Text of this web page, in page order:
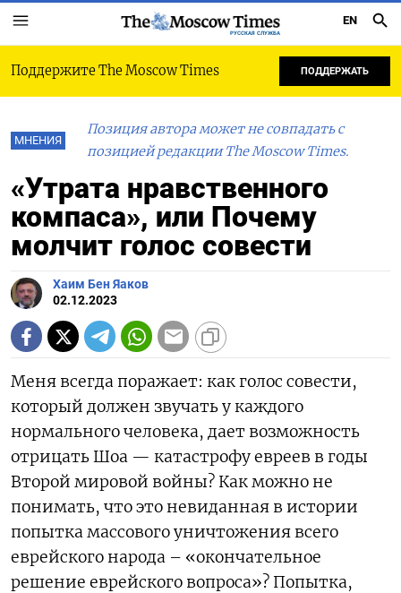
РУССКАЯ СЛУЖБА
EN
Поддержите The Moscow Times ПОДДЕРЖАТЬ
МНЕНИЯ
Позиция автора может не совпадать с
позицией редакции The Moscow Times.
«Утрата нравственного
компаса», или Почему
молчит голос совести
Хаим Бен Яаков
02.12.2023
Меня всегда поражает: как голос совести,
который должен звучать у каждого
нормального человека, дает возможность
отрицать Шоа — катастрофу евреев в годы
Второй мировой войны? Как можно не
понимать, что это невиданная в истории
попытка массового уничтожения всего
еврейского народа – «окончательное
решение еврейского вопроса»? Попытка,